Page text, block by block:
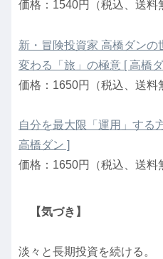
価格：1540円（税込、送料
新・冒険投資家 高橋ダンの
変わる「旅」の極意 [ 高橋
価格：1650円（税込、送料
自分を最大限「運用」する
高橋ダン ]
価格：1650円（税込、送料
【気づき】
淡々と長期投資を続ける。